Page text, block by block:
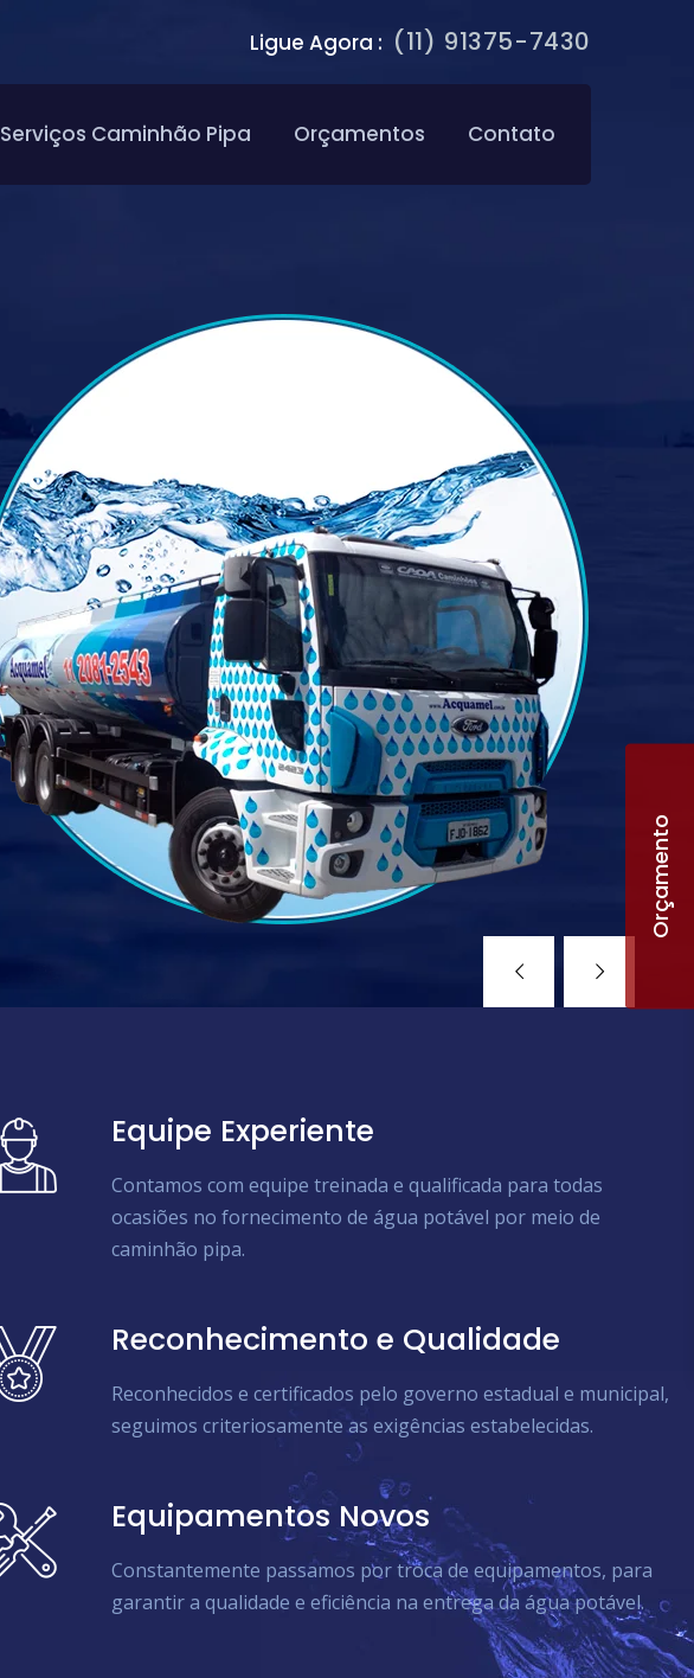
Ligue Agora : (11) 91375-7430
Serviços Caminhão Pipa Orçamentos Contato
Orçamento
Equipe Experiente
Contamos com equipe treinada e qualificada para todas
ocasiões no fornecimento de água potável por meio de
caminhão pipa.
Reconhecimento e Qualidade
Reconhecidos e certificados pelo governo estadual e municipal,
seguimos criteriosamente as exigências estabelecidas.
Equipamentos Novos
Constantemente passamos por troca de equipamentos, para
garantir a qualidade e eficiência na entrega da água potável.